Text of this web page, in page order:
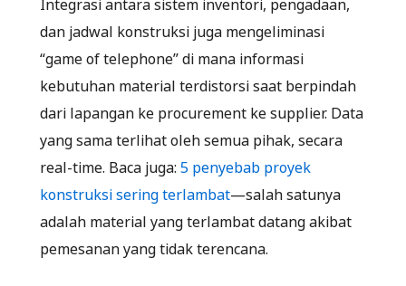
dan jadwal konstruksi juga mengeliminasi
“game of telephone” di mana informasi
kebutuhan material terdistorsi saat berpindah
dari lapangan ke procurement ke supplier. Data
yang sama terlihat oleh semua pihak, secara
real-time. Baca juga:5 penyebab proyek
konstruksi sering terlambat—salah satunya
adalah material yang terlambat datang akibat
pemesanan yang tidak terencana.